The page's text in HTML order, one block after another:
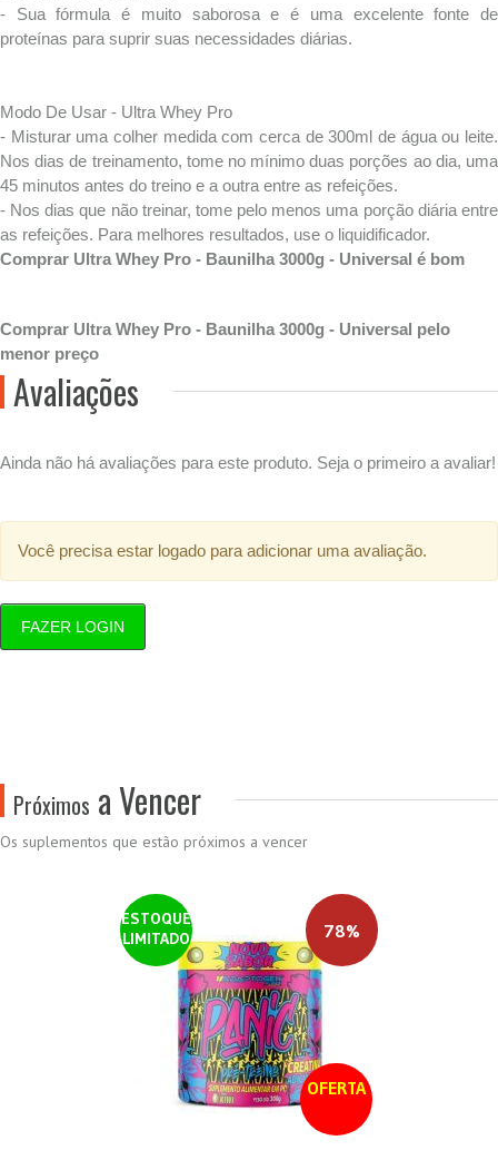
- Sua fórmula é muito saborosa e é uma excelente fonte de
proteínas para suprir suas necessidades diárias.
Modo De Usar - Ultra Whey Pro
- Misturar uma colher medida com cerca de 300ml de água ou leite.
Nos dias de treinamento, tome no mínimo duas porções ao dia, uma
45 minutos antes do treino e a outra entre as refeições.
- Nos dias que não treinar, tome pelo menos uma porção diária entre
as refeições. Para melhores resultados, use o liquidificador.
Comprar Ultra Whey Pro - Baunilha 3000g - Universal é bom
Comprar Ultra Whey Pro - Baunilha 3000g - Universal pelo
menor preço
Avaliações
Ainda não há avaliações para este produto. Seja o primeiro a avaliar!
Você precisa estar logado para adicionar uma avaliação.
FAZER LOGIN
Próximos a Vencer
Os suplementos que estão próximos a vencer
ESTOQUE
LIMITADO
OFERTA
78%